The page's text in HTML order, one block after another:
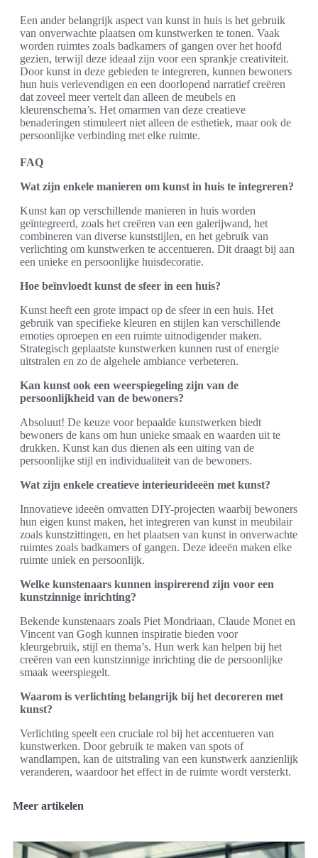
Een ander belangrijk aspect van kunst in huis is het gebruik
van onverwachte plaatsen om kunstwerken te tonen. Vaak
worden ruimtes zoals badkamers of gangen over het hoofd
gezien, terwijl deze ideaal zijn voor een sprankje creativiteit.
Door kunst in deze gebieden te integreren, kunnen bewoners
hun huis verlevendigen en een doorlopend narratief creëren
dat zoveel meer vertelt dan alleen de meubels en
kleurenschema’s. Het omarmen van deze creatieve
benaderingen stimuleert niet alleen de esthetiek, maar ook de
persoonlijke verbinding met elke ruimte.
FAQ
Wat zijn enkele manieren om kunst in huis te integreren?
Kunst kan op verschillende manieren in huis worden
geïntegreerd, zoals het creëren van een galerijwand, het
combineren van diverse kunststijlen, en het gebruik van
verlichting om kunstwerken te accentueren. Dit draagt bij aan
een unieke en persoonlijke huisdecoratie.
Hoe beïnvloedt kunst de sfeer in een huis?
Kunst heeft een grote impact op de sfeer in een huis. Het
gebruik van specifieke kleuren en stijlen kan verschillende
emoties oproepen en een ruimte uitnodigender maken.
Strategisch geplaatste kunstwerken kunnen rust of energie
uitstralen en zo de algehele ambiance verbeteren.
Kan kunst ook een weerspiegeling zijn van de
persoonlijkheid van de bewoners?
Absoluut! De keuze voor bepaalde kunstwerken biedt
bewoners de kans om hun unieke smaak en waarden uit te
drukken. Kunst kan dus dienen als een uiting van de
persoonlijke stijl en individualiteit van de bewoners.
Wat zijn enkele creatieve interieurideeën met kunst?
Innovatieve ideeën omvatten DIY-projecten waarbij bewoners
hun eigen kunst maken, het integreren van kunst in meubilair
zoals kunstzittingen, en het plaatsen van kunst in onverwachte
ruimtes zoals badkamers of gangen. Deze ideeën maken elke
ruimte uniek en persoonlijk.
Welke kunstenaars kunnen inspirerend zijn voor een
kunstzinnige inrichting?
Bekende kunstenaars zoals Piet Mondriaan, Claude Monet en
Vincent van Gogh kunnen inspiratie bieden voor
kleurgebruik, stijl en thema’s. Hun werk kan helpen bij het
creëren van een kunstzinnige inrichting die de persoonlijke
smaak weerspiegelt.
Waarom is verlichting belangrijk bij het decoreren met
kunst?
Verlichting speelt een cruciale rol bij het accentueren van
kunstwerken. Door gebruik te maken van spots of
wandlampen, kan de uitstraling van een kunstwerk aanzienlijk
veranderen, waardoor het effect in de ruimte wordt versterkt.
Meer artikelen